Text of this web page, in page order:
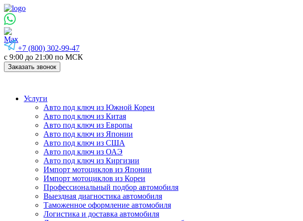
+7 (800) 302-99-47
с 9:00 до 21:00 по МСК
Заказать звонок
Услуги
Авто под ключ из Южной Кореи
Авто под ключ из Китая
Авто под ключ из Европы
Авто под ключ из Японии
Авто под ключ из США
Авто под ключ из ОАЭ
Авто под ключ из Киргизии
Импорт мотоциклов из Японии
Импорт мотоциклов из Кореи
Профессиональный подбор автомобиля
Выездная диагностика автомобиля
Таможенное оформление автомобиля
Логистика и доставка автомобиля